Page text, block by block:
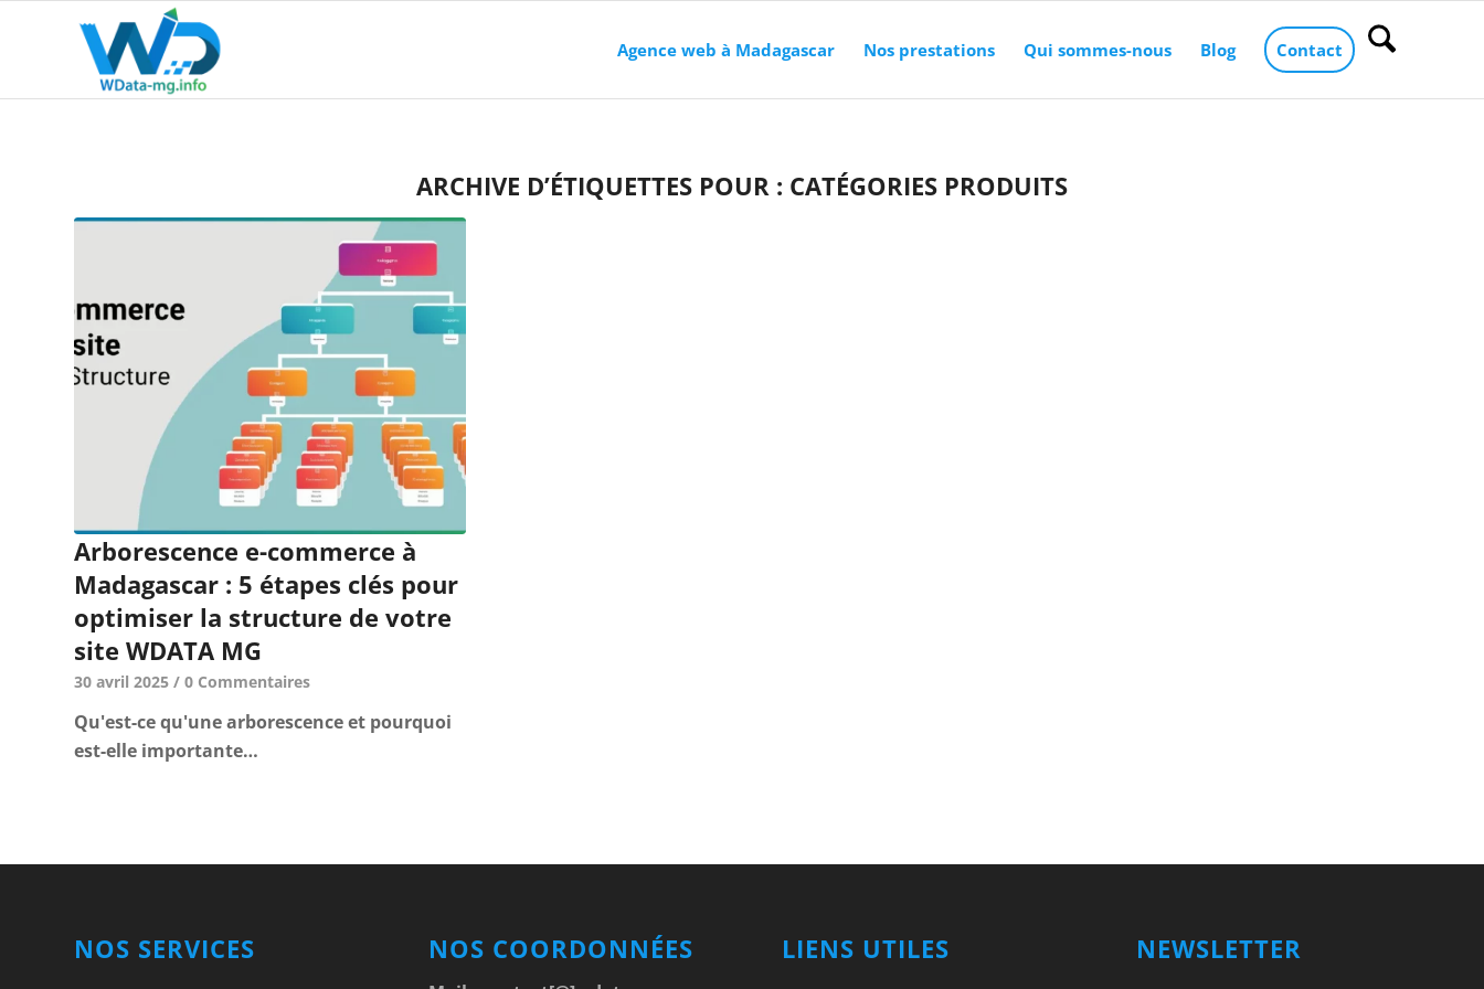
Agence web à Madagascar Nos prestations Qui sommes-nous Blog Contact
ARCHIVE D’ÉTIQUETTES POUR : CATÉGORIES PRODUITS
Arborescence e-commerce à
Madagascar : 5 étapes clés pour
optimiser la structure de votre
site WDATA MG
30 avril 2025 / 0 Commentaires
Qu'est-ce qu'une arborescence et pourquoi
est-elle importante…
NOS SERVICES NOS COORDONNÉES LIENS UTILES NEWSLETTER